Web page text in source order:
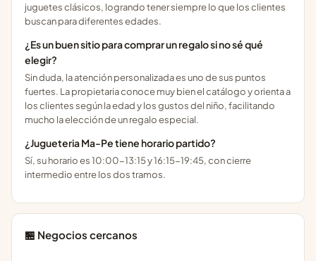
juguetes clásicos, logrando tener siempre lo que los clientes
buscan para diferentes edades.
¿Es un buen sitio para comprar un regalo si no sé qué
elegir?
Sin duda, la atención personalizada es uno de sus puntos
fuertes. La propietaria conoce muy bien el catálogo y orienta a
los clientes según la edad y los gustos del niño, facilitando
mucho la elección de un regalo especial.
¿Jugueteria Ma-Pe tiene horario partido?
Sí, su horario es 10:00-13:15 y 16:15-19:45, con cierre
intermedio entre los dos tramos.
🏪 Negocios cercanos